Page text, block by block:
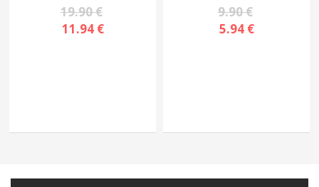
19.90 €
11.94 €
9.90 €
5.94 €